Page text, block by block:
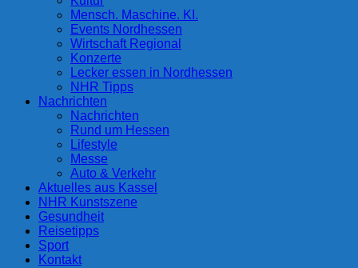
Mensch. Maschine. KI.
Events Nordhessen
Wirtschaft Regional
Konzerte
Lecker essen in Nordhessen
NHR Tipps
Nachrichten
Nachrichten
Rund um Hessen
Lifestyle
Messe
Auto & Verkehr
Aktuelles aus Kassel
NHR Kunstszene
Gesundheit
Reisetipps
Sport
Kontakt